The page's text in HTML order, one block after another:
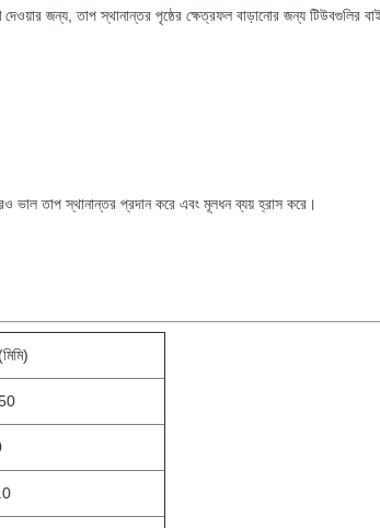
জন্য, তাপ স্থানান্তর পৃষ্ঠের ক্ষেত্রফল বাড়ানোর জন্য টিউবগুলির
ভাল তাপ স্থানান্তর প্রদান করে এবং মূলধন ব্যয় হ্রাস করে।